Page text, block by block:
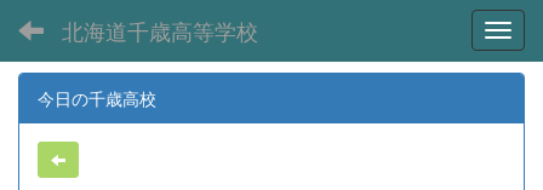
北海道千歳高等学校
今日の千歳高校